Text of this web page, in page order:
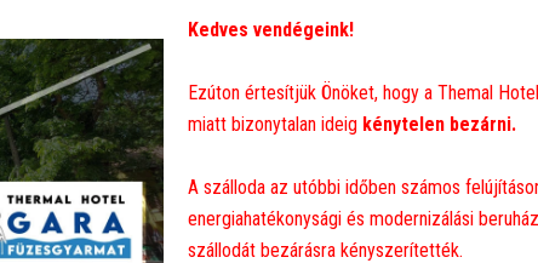
Kedves vendégeink!
Ezúton értesítjük Önöket, hogy a Themal
miatt bizonytalan ideig kénytelen bezárni.
A szálloda az utóbbi időben számos
energiahatékonysági és modernizálási
szállodát bezárásra kényszerítették.